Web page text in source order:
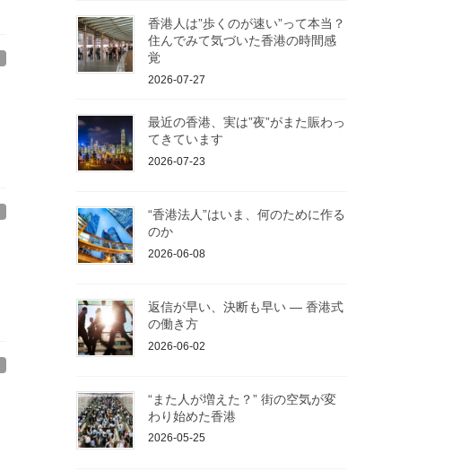
香港人は”歩くのが速い”って本当？
住んでみて気づいた香港の時間感
覚
2026-07-27
最近の香港、実は”夜”がまた賑わっ
てきています
2026-07-23
“香港法人”はいま、何のために作る
のか
2026-06-08
返信が早い、決断も早い ― 香港式
の働き方
2026-06-02
“また人が増えた？” 街の空気が変
わり始めた香港
2026-05-25